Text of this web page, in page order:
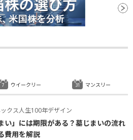
クス人生100年デザイン
い」には期限がある？墓じまいの流れ
費用を解説
ウイークリー マンスリー